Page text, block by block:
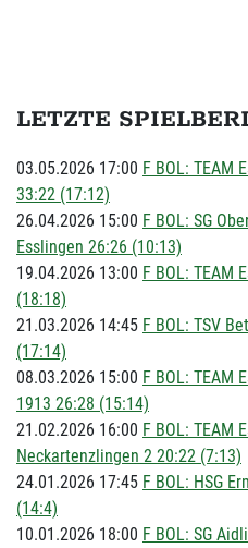
LETZTE
03.05.2026 17:00 F BOL: TEAM
33:22 (17:12)
26.04.2026 15:00 F BOL: SG
Esslingen 26:26 (10:13)
19.04.2026 13:00 F BOL: TEAM
(18:18)
21.03.2026 14:45 F BOL: TSV
(17:14)
08.03.2026 15:00 F BOL: TEAM
1913 26:28 (15:14)
21.02.2026 16:00 F BOL: TEAM
Neckartenzlingen 2 20:22 (7:13)
24.01.2026 17:45 F BOL: HSG
(14:4)
10.01.2026 18:00 F BOL: SG